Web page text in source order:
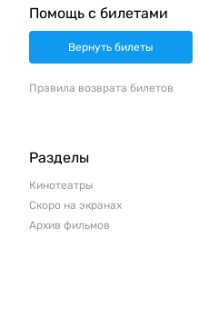
Помощь с билетами
Вернуть билеты
Правила возврата билетов
Разделы
Кинотеатры
Скоро на экранах
Архив фильмов